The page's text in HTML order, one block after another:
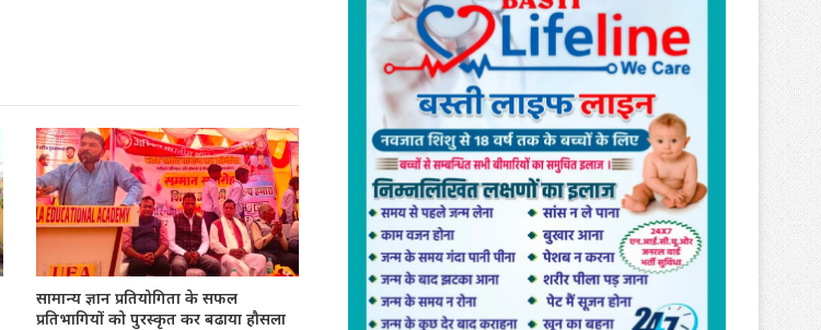
सामान्य ज्ञान प्रतियोगिता के सफल
प्रतिभागियों को पुरस्कृत कर बढाया हौसला